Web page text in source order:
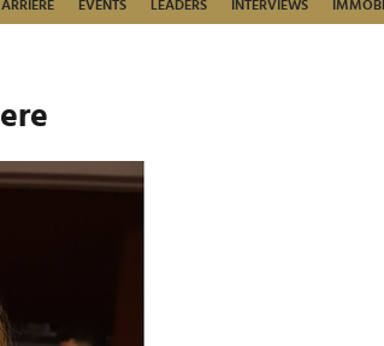
EVENTS LEADERS INTERVIEWS